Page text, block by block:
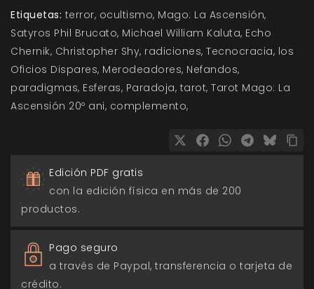
Etiquetas: terror ocultismo Mago: La Ascensión
Satyros Phil Brucato Michael William Kaluta Echo
Chernik Christopher Shy radiciones Tecnocracia los
Oficios Dispares Merodeadores Nefandos
paradigmas Esferas Paradoja tarot Tarot Mago: La
Ascensión 20º ani complemento
Edición PDF gratis
con la edición física en más de 200
productos.
Pago seguro
a través de Paypal, transferencia o tarjeta de
crédito.